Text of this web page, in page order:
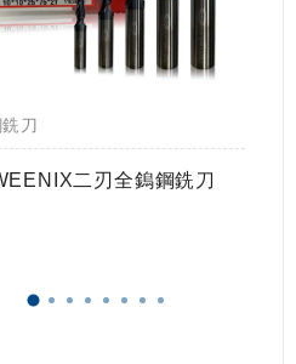
刀
二刃全鎢鋼銑刀